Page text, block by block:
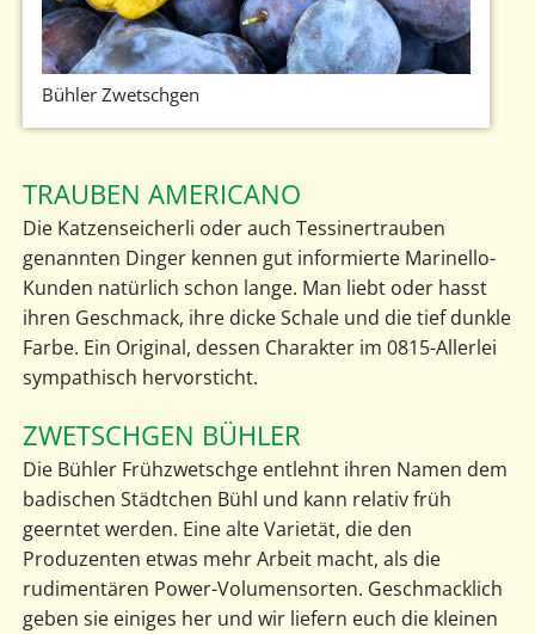
Bühler Zwetschgen
TRAUBEN AMERICANO
Die Katzenseicherli oder auch Tessinertrauben
genannten Dinger kennen gut informierte Marinello-
Kunden natürlich schon lange. Man liebt oder hasst
ihren Geschmack, ihre dicke Schale und die tief dunkle
Farbe. Ein Original, dessen Charakter im 0815-Allerlei
sympathisch hervorsticht.
ZWETSCHGEN BÜHLER
Die Bühler Frühzwetschge entlehnt ihren Namen dem
badischen Städtchen Bühl und kann relativ früh
geerntet werden. Eine alte Varietät, die den
Produzenten etwas mehr Arbeit macht, als die
rudimentären Power-Volumensorten. Geschmacklich
geben sie einiges her und wir liefern euch die kleinen